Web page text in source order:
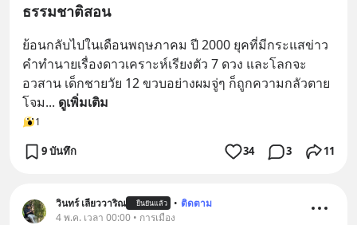
ธรรมชาติสอน
ย้อนกลับไปในเดือนพฤษภาคม ปี 2000 ยุคที่มีกระแสข่าว
คำทำนายเรื่องดาวเคราะห์เรียงตัว 7 ดวง และโลกจะ
อวสาน เด็กชายวัย 12 ขวบอย่างผมจู่ๆ ก็ถูกความกลัวตาย
โจม... ดูเพิ่มเติม
1
9 บันทึก 34 3 11
วินทร์ เลียววาริณ ยืนยันแล้ว • ติดตาม
4 พ.ค. เวลา 00:00 • การเมือง